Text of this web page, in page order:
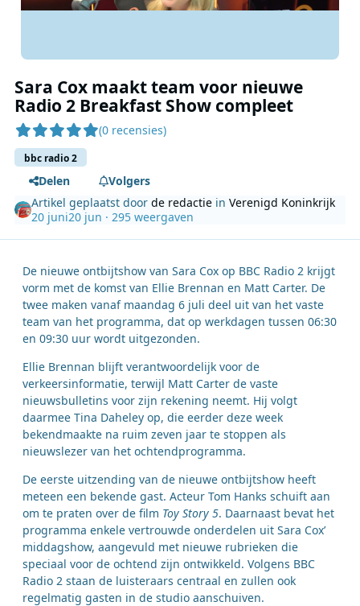
Sara Cox maakt team voor nieuwe
Radio 2 Breakfast Show compleet
(0 recensies)
bbc radio 2
Delen
Volgers
Artikel geplaatst doorde redactie inVerenigd Koninkrijk
20 juni20 jun · 295 weergaven
De nieuwe ontbijtshow van Sara Cox op BBC Radio 2 krijgt
vorm met de komst van Ellie Brennan en Matt Carter. De
twee maken vanaf maandag 6 juli deel uit van het vaste
team van het programma, dat op werkdagen tussen 06:30
en 09:30 uur wordt uitgezonden.
Ellie Brennan blijft verantwoordelijk voor de
verkeersinformatie, terwijl Matt Carter de vaste
nieuwsbulletins voor zijn rekening neemt. Hij volgt
daarmee Tina Daheley op, die eerder deze week
bekendmaakte na ruim zeven jaar te stoppen als
nieuwslezer van het ochtendprogramma.
De eerste uitzending van de nieuwe ontbijtshow heeft
meteen een bekende gast. Acteur Tom Hanks schuift aan
om te praten over de film Toy Story 5. Daarnaast bevat het
programma enkele vertrouwde onderdelen uit Sara Cox’
middagshow, aangevuld met nieuwe rubrieken die
speciaal voor de ochtend zijn ontwikkeld. Volgens BBC
Radio 2 staan de luisteraars centraal en zullen ook
regelmatig gasten in de studio aanschuiven.